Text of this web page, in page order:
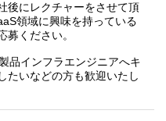
後にレクチャーをさせて頂
領域に興味を持っている
募ください。
品インフラエンジニアへキ
たいなどの方も歓迎いたし